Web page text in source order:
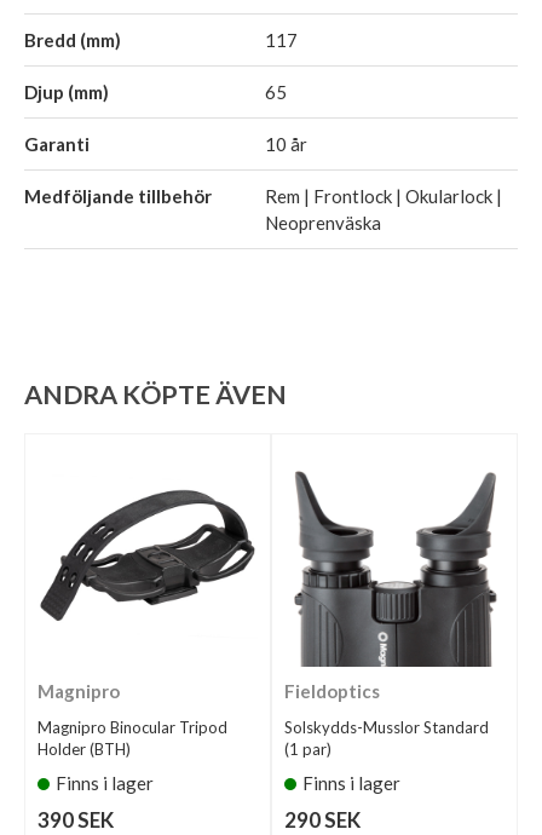
Bredd (mm) 117
Djup (mm) 65
Garanti 10 år
Medföljande tillbehör
Rem | Frontlock | Okularlock |
Neoprenväska
ANDRA KÖPTE ÄVEN
Magnipro
Magnipro Binocular Tripod
Holder (BTH)
Finns i lager
390 SEK
Fieldoptics
Solskydds-Musslor Standard
(1 par)
Finns i lager
290 SEK